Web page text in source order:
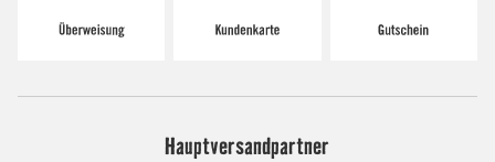
Hauptversandpartner